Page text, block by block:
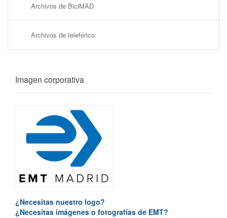
Archivos de BiciMAD
Archivos de teleférico
Imagen corporativa
¿Necesitas nuestro logo?
¿Necesitas imágenes o fotografías de EMT?